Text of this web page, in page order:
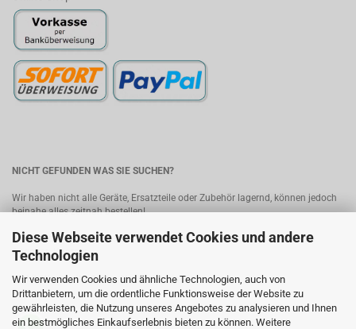
Diese Webseite verwendet Cookies und andere
Technologien
Wir verwenden Cookies und ähnliche Technologien, auch von
Drittanbietern, um die ordentliche Funktionsweise der Website zu
gewährleisten, die Nutzung unseres Angebotes zu analysieren und Ihnen
ein bestmögliches Einkaufserlebnis bieten zu können. Weitere
NICHT GEFUNDEN WAS SIE SUCHEN?
Wir haben nicht alle Geräte, Ersatzteile oder Zubehör lagernd, können jedoch
beinahe alles zeitnah bestellen!
Bitte senden Sie uns Ihre Anfrage, wir melden uns umgehend mit einem
Angebot.Kontakt
MobileWorld - Ihr Online-Handyshop in Linz